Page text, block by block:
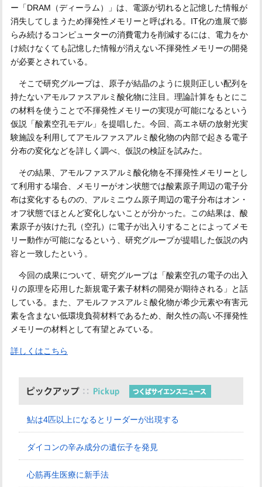
ー「DRAM（ディーラム）」は、電源が切れると記憶した情報が
消失してしまうため揮発性メモリーと呼ばれる。IT化の進展で膨
らみ続けるコンピューターの消費電力を削減するには、電力をか
け続けなくても記憶した情報が消えない不揮発性メモリーの開発
が必要とされている。
そこで研究グループは、原子が結晶のように規則正しい配列を
持たないアモルファスアルミ酸化物に注目。理論計算をもとにこ
の材料を使うことで不揮発性メモリーの実現が可能になるという
仮説「酸素空孔モデル」を提唱した。今回、高エネ研の放射光実
験施設を利用してアモルファスアルミ酸化物の内部で起きる電子
分布の変化などを詳しく調べ、仮説の検証を試みた。
その結果、アモルファスアルミ酸化物を不揮発性メモリーとし
て利用する場合、メモリーがオン状態では酸素原子周辺の電子分
布は変化するものの、アルミニウム原子周辺の電子分布はオン・
オフ状態でほとんど変化しないことが分かった。この結果は、酸
素原子が抜けた孔（空孔）に電子が出入りすることによってメモ
リー動作が可能になるという、研究グループが提唱した仮説の内
容と一致したという。
今回の成果について、研究グループは「酸素空孔の電子の出入
りの原理を応用した新規電子素子材料の開発が期待される」と話
している。また、アモルファスアルミ酸化物が希少元素や有害元
素を含まない低環境負荷材料であるため、耐久性の高い不揮発性
メモリーの材料として有望とみている。
詳しくはこちら
鮎は4匹以上になるとリーダーが出現する
ダイコンの辛み成分の遺伝子を発見
心筋再生医療に新手法